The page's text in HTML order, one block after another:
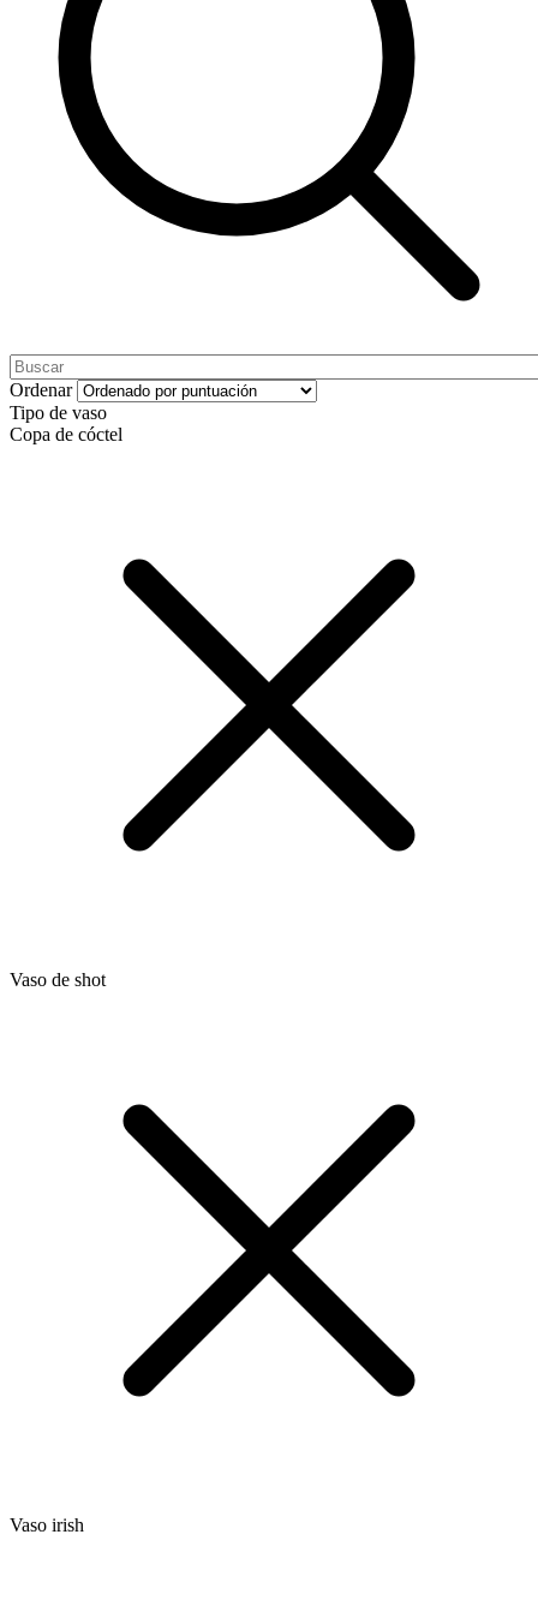
Ordenar
Tipo de vaso
Copa de cóctel
Vaso de shot
Vaso irish